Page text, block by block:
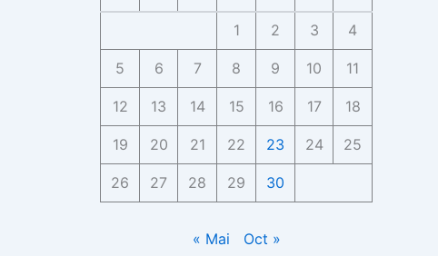
1 2 3 4
5 6 7 8 9 10 11
12 13 14 15 16 17 18
19 20 21 22 23 24 25
26 27 28 29 30
« Mai Oct »